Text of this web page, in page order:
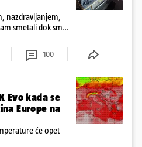
nazdravljanjem,
smetali dok smo
100
Evo kada se
Europe na
će opet